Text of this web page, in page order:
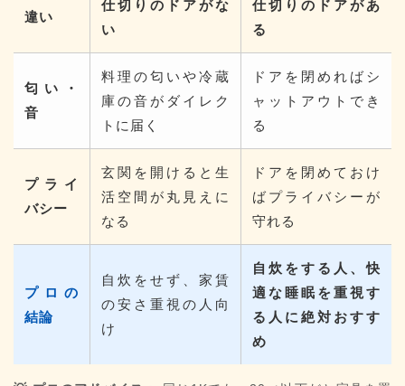
違い
仕切りのドアがな
い
仕切りのドアがあ
る
匂い・
音
料理の匂いや冷蔵
庫の音がダイレク
トに届く
ドアを閉めればシ
ャットアウトでき
る
プライ
バシー
玄関を開けると生
活空間が丸見えに
なる
ドアを閉めておけ
ばプライバシーが
守れる
プロの
結論
自炊をせず、家賃
の安さ重視の人向
け
自炊をする人、快
適な睡眠を重視す
る人に絶対おすす
め